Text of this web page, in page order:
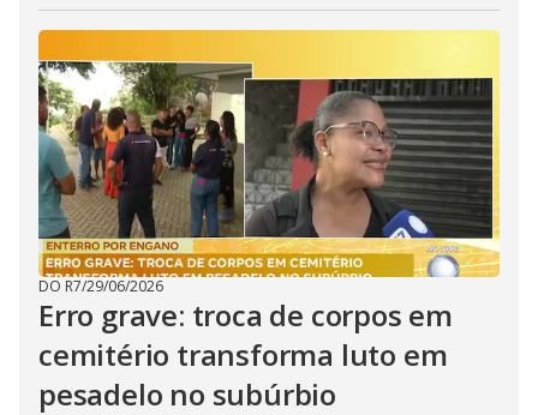
DO R7/29/06/2026
Erro grave: troca de corpos em
cemitério transforma luto em
pesadelo no subúrbio